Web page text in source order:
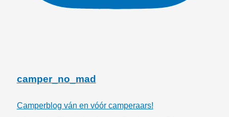
camper_no_mad
Camperblog ván en vóór camperaars!